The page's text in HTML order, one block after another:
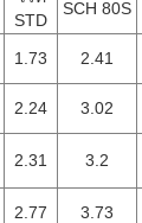
STD
SCH 80S
1.73 2.41
2.24 3.02
2.31 3.2
2.77 3.73